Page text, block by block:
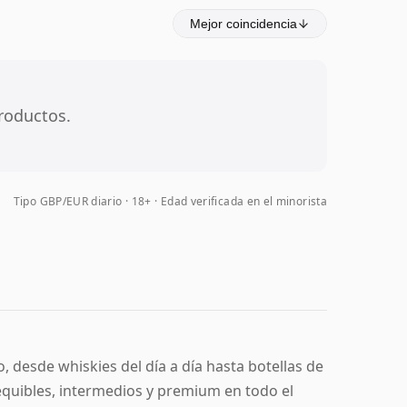
Mejor coincidencia
Tipo GBP/EUR diario 18+ · Edad verificada en el minorista
desde whiskies del día a día hasta botellas de
intermedios y premium en todo el